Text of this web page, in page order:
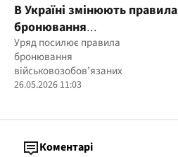
В Україні змінюють правила
бронювання
військовозобов’язаних
Уряд посилює правила
бронювання
військовозобов’язаних
26.05.2026 11:03
Коментарі